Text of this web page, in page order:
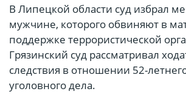
В Липецкой области суд избрал
мужчине, которого обвиняют в
поддержке террористической
Грязинский суд рассматривал
следствия в отношении 52-
уголовного дела.